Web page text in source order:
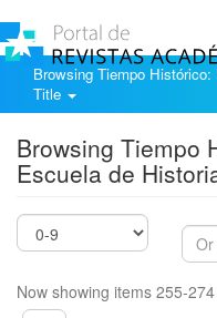
Browsing Tiempo
Title
Browsing Tiempo
Escuela de
Now showing items 255-